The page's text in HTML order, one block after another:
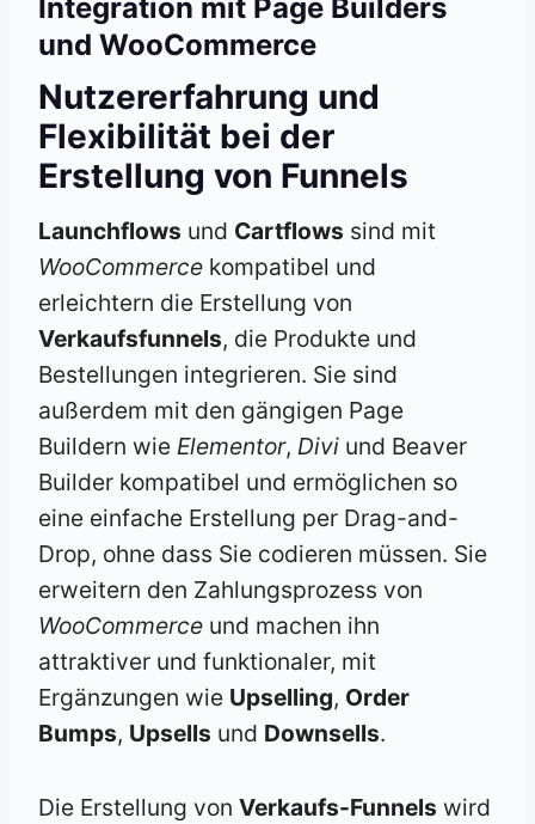
Integration mit Page Builders
und WooCommerce
Nutzererfahrung und
Flexibilität bei der
Erstellung von Funnels
Launchflows und Cartflows sind mit
WooCommerce kompatibel und
erleichtern die Erstellung von
Verkaufsfunnels, die Produkte und
Bestellungen integrieren. Sie sind
außerdem mit den gängigen Page
Buildern wie Elementor, Divi und Beaver
Builder kompatibel und ermöglichen so
eine einfache Erstellung per Drag-and-
Drop, ohne dass Sie codieren müssen. Sie
erweitern den Zahlungsprozess von
WooCommerce und machen ihn
attraktiver und funktionaler, mit
Ergänzungen wie Upselling, Order
Bumps, Upsells und Downsells.
Die Erstellung von Verkaufs-Funnels wird